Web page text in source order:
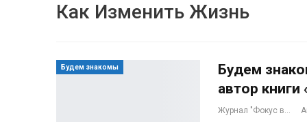
Как Изменить Жизнь
Будем знакомы
Будем
автор
Журнал "Фокус внимания"